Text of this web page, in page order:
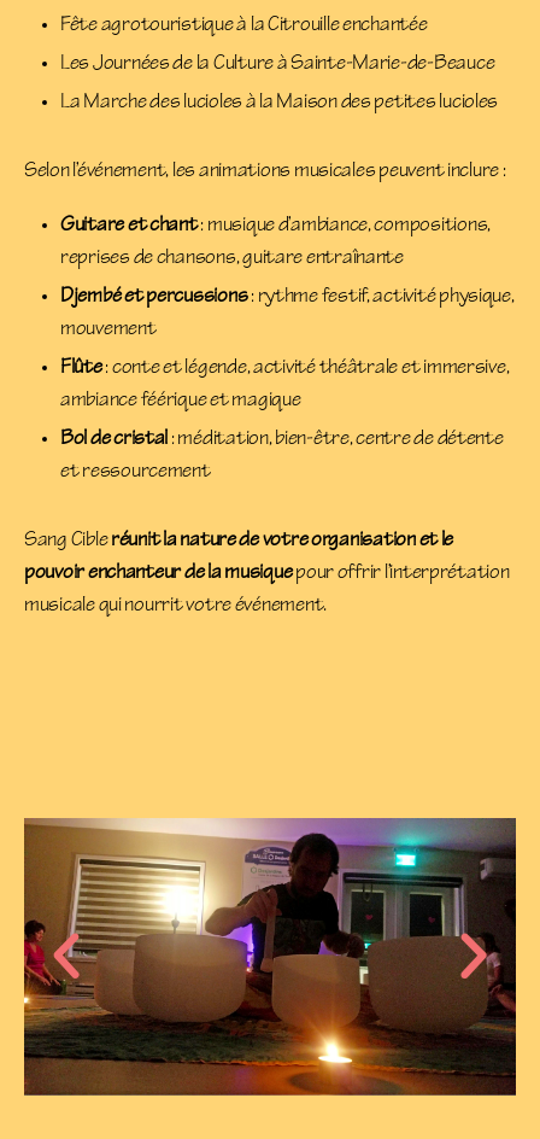
Fête agrotouristique à la Citrouille enchantée
Les Journées de la Culture à Sainte-Marie-de-Beauce
La Marche des lucioles à la Maison des petites lucioles
Selon l’événement, les animations musicales peuvent inclure :
Guitare et chant: musique d’ambiance, compositions,
reprises de chansons, guitare entraînante
Djembé et percussions: rythme festif, activité physique,
mouvement
Flûte: conte et légende, activité théâtrale et immersive,
ambiance féérique et magique
Bol de cristal : méditation, bien-être, centre de détente
et ressourcement
Sang Cibleréunit la nature de votre organisation et le
pouvoir enchanteur de la musiquepour offrir l’interprétation
musicale qui nourrit votre événement.